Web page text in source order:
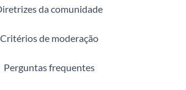
da comunidade
Critérios de moderação
Perguntas frequentes